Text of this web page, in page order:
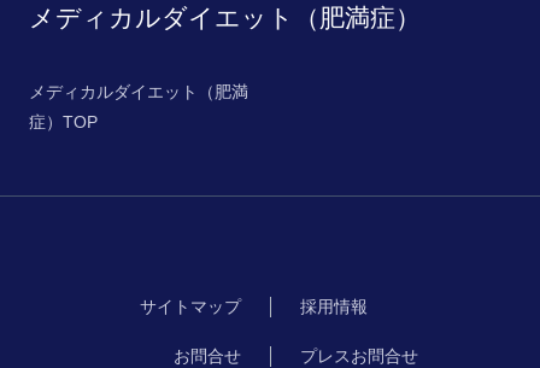
メディカルダイエット（肥満症）
メディカルダイエット（肥満
症）TOP
サイトマップ 採用情報
お問合せ プレスお問合せ